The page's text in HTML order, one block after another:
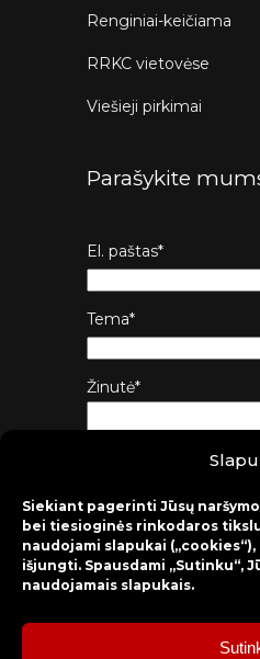
Siekiant pagerinti Jūsų
bei tiesioginės rinkodaros
naudojami slapukai
išjungti. Spausdami „Sutinku“,
naudojamais slapukais.
Renginiai-keičiama
RRKC vietovėse
Viešieji pirkimai
Parašykite
El. paštas*
Tema*
Žinutė*